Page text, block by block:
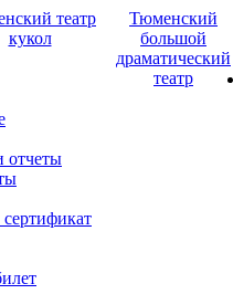
театр
кукол
Тюменский
большой
драматический
театр
отчеты